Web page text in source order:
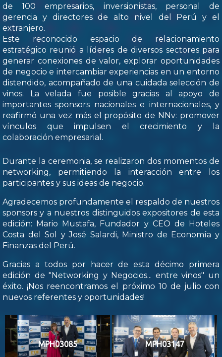
de 100 empresarios, inversionistas, personal de
gerencia y directores de alto nivel del Perú y el
extranjero.
Este reconocido espacio de relacionamiento
estratégico reunió a líderes de diversos sectores para
generar conexiones de valor, explorar oportunidades
de negocio e intercambiar experiencias en un entorno
distendido, acompañado de una cuidada selección de
vinos. La velada fue posible gracias al apoyo de
importantes sponsors nacionales e internacionales, y
reafirmó una vez más el propósito de NNv: promover
vínculos que impulsen el crecimiento y la
colaboración empresarial.
Durante la ceremonia, se realizaron dos momentos de
networking, permitiendo la interacción entre los
participantes y sus ideas de negocio.
Agradecemos profundamente el respaldo de nuestros
sponsors y a nuestros distinguidos expositores de esta
edición: Mario Mustafa, Fundador y CEO de Hoteles
Costa del Sol y José Salardi, Ministro de Economía y
Finanzas del Perú.
Gracias a todos por hacer de esta décimo primera
edición de "Networking y Negocios... entre vinos" un
éxito. ¡Nos reencontramos el próximo 10 de julio con
nuevos referentes y oportunidades!
MPH03085 MPH03147